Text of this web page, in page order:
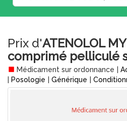
Prix d'ATENOLOL
comprimé pelliculé
Médicament sur ordonnance
Posologie Générique